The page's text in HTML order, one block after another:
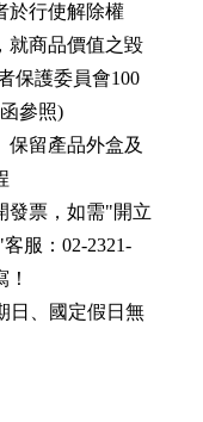
於行使解除權
就商品價值之毀
保護委員會100
參照)
留產品外盒及
發票，如需"開立
服：02-2321-
日、國定假日無